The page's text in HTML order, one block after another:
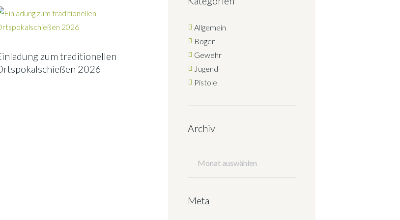
zum traditionellen
2026
Allgemein
Bogen
Gewehr
Jugend
Pistole
Archiv
Meta